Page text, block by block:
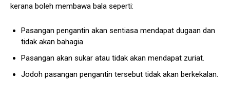
kerana boleh membawa bala seperti:
Pasangan pengantin akan sentiasa mendapat dugaan dan
tidak akan bahagia
Pasangan akan sukar atau tidak akan mendapat zuriat.
Jodoh pasangan pengantin tersebut tidak akan berkekalan.